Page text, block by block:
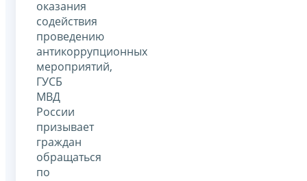
оказания
содействия
проведению
антикоррупционных
мероприятий,
ГУСБ
МВД
России
призывает
граждан
обращаться
по